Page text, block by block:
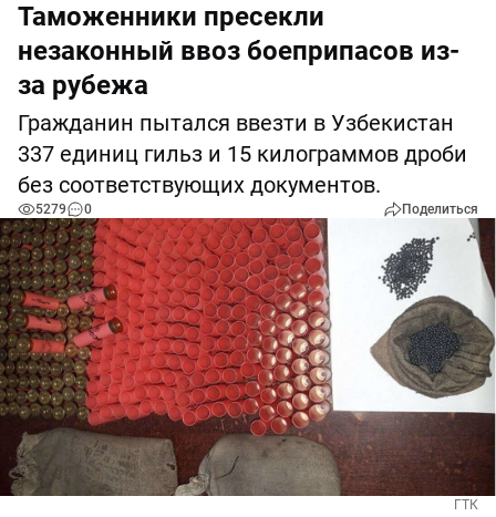
Таможенники пресекли
незаконный ввоз боеприпасов из-
за рубежа
Гражданин пытался ввезти в Узбекистан
337 единиц гильз и 15 килограммов дроби
без соответствующих документов.
5279 0 Поделиться
ГТК